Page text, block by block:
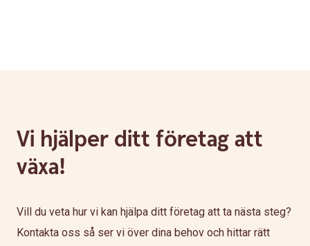
Vi hjälper ditt företag att
växa!
Vill du veta hur vi kan hjälpa ditt företag att ta nästa steg?
Kontakta oss så ser vi över dina behov och hittar rätt